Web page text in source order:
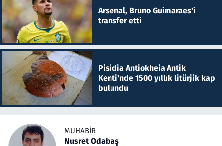
Arsenal, Bruno Guimaraes'i
transfer etti
Pisidia Antiokheia Antik
Kenti'nde 1500 yıllık litürjik kap
bulundu
MUHABIR
Nusret Odabaş